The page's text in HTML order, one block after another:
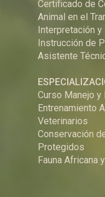
Certificado de
Animal en el
Interpretación y
Instrucción de
Asistente
Curso Manejo y
Entrenamiento
Veterinarios
Conservación
Protegidos
Fauna Africana